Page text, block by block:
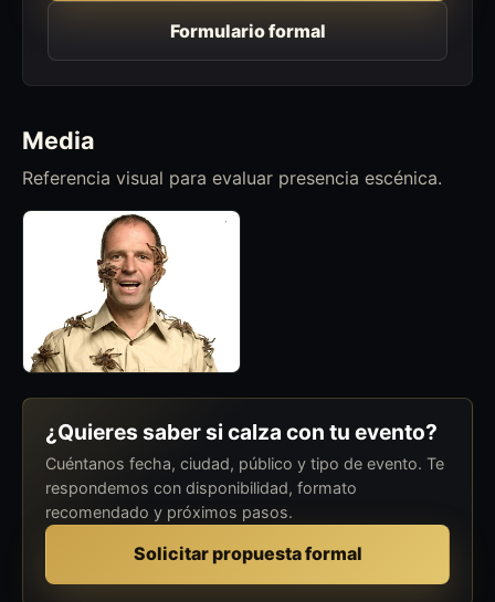
Formulario formal
Media
Referencia visual para evaluar presencia escénica.
¿Quieres saber si calza con tu evento?
Cuéntanos fecha, ciudad, público y tipo de evento. Te
respondemos con disponibilidad, formato
recomendado y próximos pasos.
Solicitar propuesta formal